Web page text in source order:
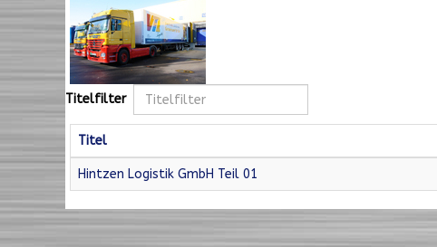
Titelfilter
Titel
Hintzen Logistik GmbH Teil 01